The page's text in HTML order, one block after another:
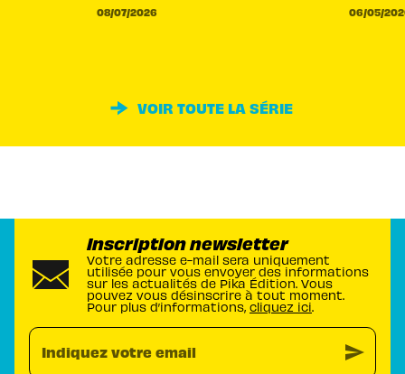
08/07/2026 06/05/
VOIR TOUTE LA SÉRIE
Inscription newsletter
Votre adresse e-mail sera uniquement
utilisée pour vous envoyer des informations
sur les actualités de Pika Édition. Vous
pouvez vous désinscrire à tout moment.
Pour plus d’informations, cliquez ici.
Indiquez votre email send